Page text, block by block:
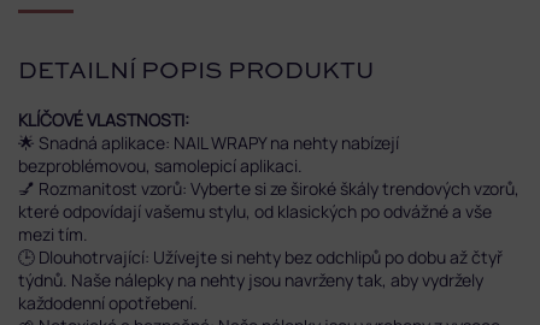
DETAILNÍ POPIS PRODUKTU
KLÍČOVÉ VLASTNOSTI:
🌟 Snadná aplikace: NAIL WRAPY na nehty nabízejí
bezproblémovou, samolepicí aplikaci.
💅 Rozmanitost vzorů: Vyberte si ze široké škály trendových vzorů,
které odpovídají vašemu stylu, od klasických po odvážné a vše
mezi tím.
🕒 Dlouhotrvající: Užívejte si nehty bez odchlipů po dobu až čtyř
týdnů. Naše nálepky na nehty jsou navrženy tak, aby vydržely
každodenní opotřebení.